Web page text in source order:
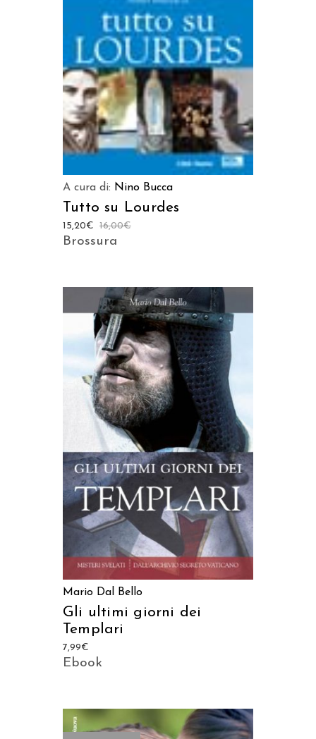
LEGGI TUTTO
A cura di: Nino Bucca
Tutto su Lourdes
16,00€
15,20€
Brossura
AGGIUNGI AL CARRELLO
Mario Dal Bello
Gli ultimi giorni dei
Templari
7,99€
Ebook